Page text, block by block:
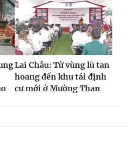
Lai Châu: Từ vùng lũ tan
hoang đến khu tái định
cư mới ở Mường Than